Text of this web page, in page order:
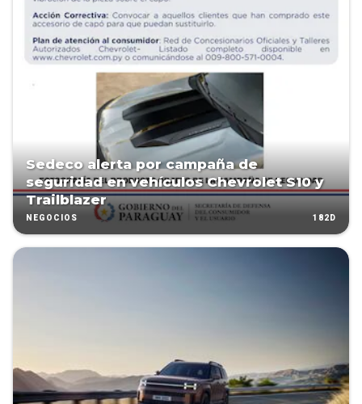
Sedeco alerta por campaña de
seguridad en vehículos Chevrolet S10 y
Trailblazer
NEGOCIOS 182D